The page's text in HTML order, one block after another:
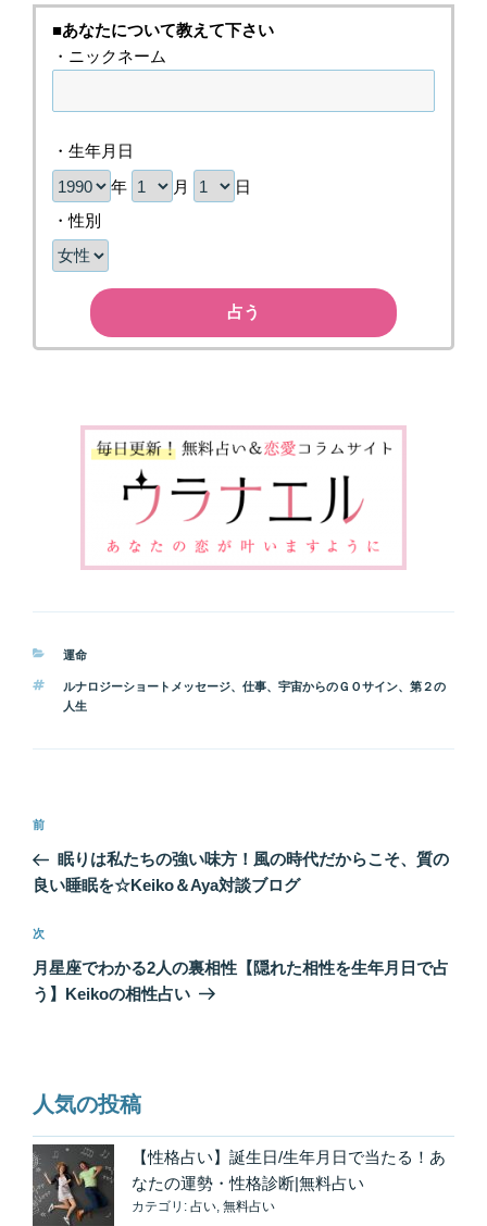
■あなたについて教えて下さい
・ニックネーム
・生年月日
年
月
日
・性別
占う
カ
ゴ
リ
運命
タ
グ
ルナロジーショートメッセージ、 仕事、 宇宙からのＧＯサイン、 第２の
人生
投
ナ
ゲ
ー
シ
前
の
投
前
眠りは私たちの強い味方！風の時代だからこそ、質の
良い睡眠を☆Keiko＆Aya対談ブログ
次
の
投
次
月星座でわかる2人の裏相性【隠れた相性を生年月日で占
う】Keikoの相性占い
人気の投稿
【性格占い】誕生日/生年月日で当たる！あ
なたの運勢・性格診断|無料占い
カテゴリ: 占い, 無料占い